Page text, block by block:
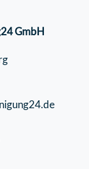
GmbH